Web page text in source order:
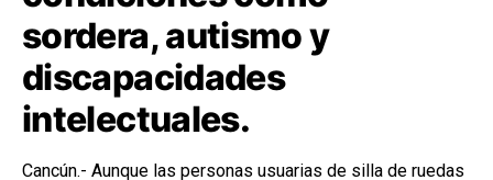
sordera, autismo y
discapacidades
intelectuales.
Cancún.- Aunque las personas usuarias de silla de ruedas